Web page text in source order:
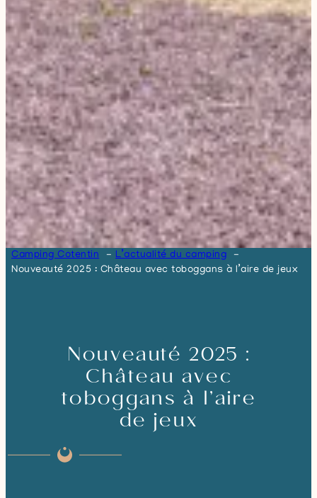
Camping Cotentin
L’actualité du camping
Nouveauté 2025 : Château avec toboggans à l’aire de jeux
Nouveauté 2025 :
Château avec
toboggans à l’aire
de jeux